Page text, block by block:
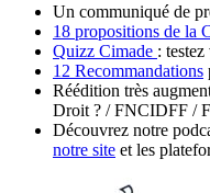
Un communiqué de
18 propositions de la
Quizz Cimade :
12 Recommandations
Réédition très
Droit ? / FNCIDFF /
Découvrez notre
notre site et les